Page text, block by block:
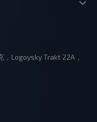
Logoysky Trakt 22A，